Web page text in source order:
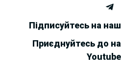
Підписуйтесь на
Приєднуйтесь до
Youtube